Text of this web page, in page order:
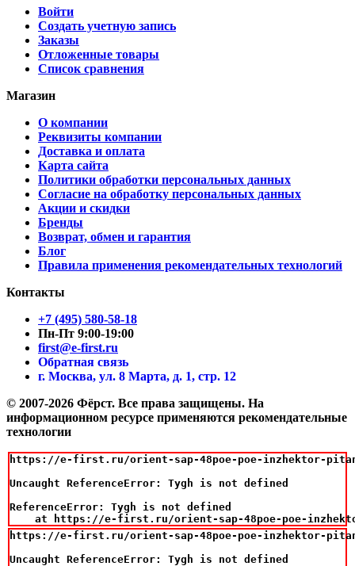
Войти
Создать учетную запись
Заказы
Отложенные товары
Список сравнения
Магазин
О компании
Реквизиты компании
Доставка и оплата
Карта сайта
Политики обработки персональных данных
Согласие на обработку персональных данных
Акции и скидки
Бренды
Возврат, обмен и гарантия
Блог
Правила применения рекомендательных технологий
Контакты
+7 (495) 580-58-18
Пн-Пт 9:00-19:00
first@e-first.ru
Обратная связь
г. Москва, ул. 8 Марта, д. 1, стр. 12
© 2007-2026 Фёрст. Все права защищены. На
информационном ресурсе применяются рекомендательные
технологии
https://e-first.ru/orient-sap-48poe-poe-inzhektor-
Uncaught ReferenceError: Tygh is not defined
ReferenceError: Tygh is not defined
at https://e-first.ru/orient-sap-48poe-poe-
https://e-first.ru/orient-sap-48poe-poe-inzhektor-
Uncaught ReferenceError: Tygh is not defined